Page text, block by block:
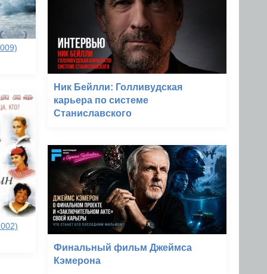
Ник Бейлли: Голливудская
карьера по системе
Станиславского
Финальный фильм Джеймса
Кэмерона